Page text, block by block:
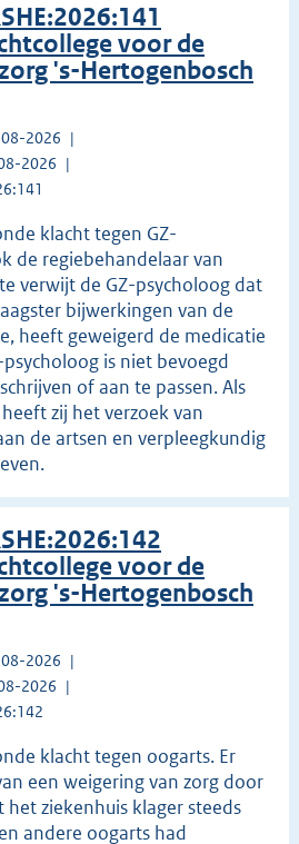
voor de
's-Hertogenbosch
2026
2026
klacht tegen GZ-
de regiebehandelaar van
verwijt de GZ-psycholoog dat
bijwerkingen van de
heeft geweigerd de medicatie
is niet bevoegd
of aan te passen. Als
zij het verzoek van
de artsen en verpleegkundig
voor de
's-Hertogenbosch
2026
2026
klacht tegen oogarts. Er
een weigering van zorg door
ziekenhuis klager steeds
andere oogarts had